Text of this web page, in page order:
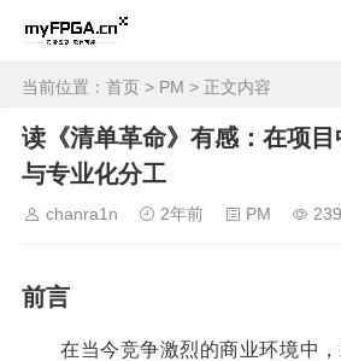
当前位置： 首页 > PM > 正文内容
读《清单革命》有感：在项
与专业化分工
chanra1n 2年前 PM
前言
在当今竞争激烈的商业环境中